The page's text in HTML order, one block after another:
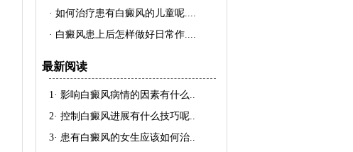
· 如何治疗患有白癜风的儿童呢....
· 白癜风患上后怎样做好日常作....
最新阅读
1· 影响白癜风病情的因素有什么..
2· 控制白癜风进展有什么技巧呢..
3· 患有白癜风的女生应该如何治..